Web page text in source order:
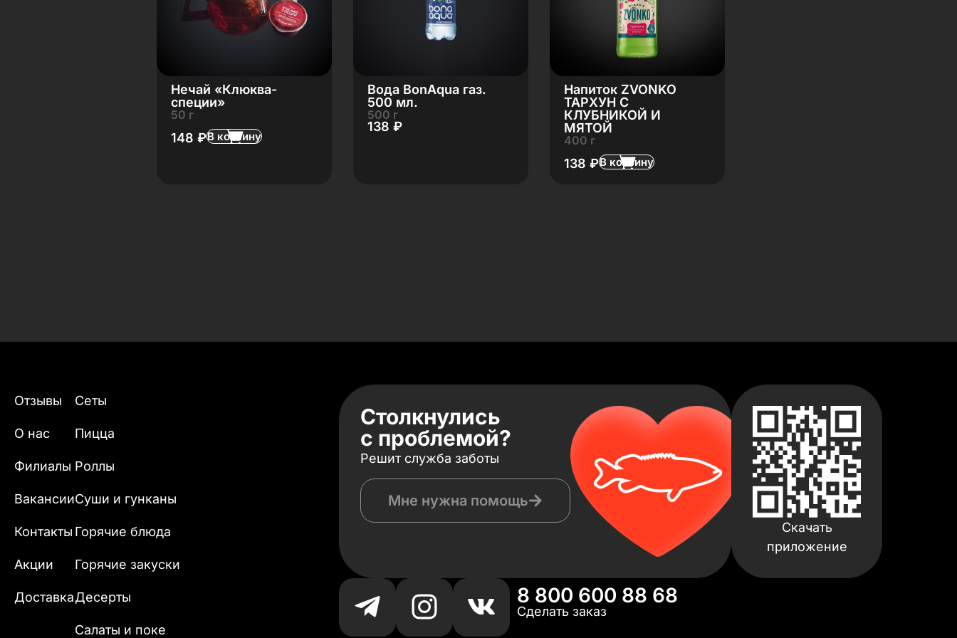
Нечай «Клюква-
специи»
50 г
148 ₽В корзину
Вода BonAqua газ.
500 мл.
500 г
138 ₽
Напиток ZVONKO
ТАРХУН С
КЛУБНИКОЙ И
МЯТОЙ
400 г
138₽В корзину
Отзывы
О нас
Филиалы
Вакансии
Контакты
Акции
Доставка
Сеты
Пицца
Роллы
Суши и гунканы
Горячие блюда
Горячие закуски
Десерты
Салаты и поке
Столкнулись
с проблемой?
Решит служба заботы
Мне нужна помощь
Скачать
приложение
8 800 600 88 68
Сделать заказ